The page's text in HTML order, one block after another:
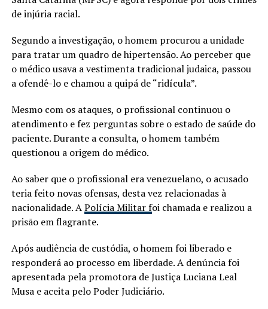
de injúria racial.
Segundo a investigação, o homem procurou a unidade
para tratar um quadro de hipertensão. Ao perceber que
o médico usava a vestimenta tradicional judaica, passou
a ofendê-lo e chamou a quipá de “ridícula”.
Mesmo com os ataques, o profissional continuou o
atendimento e fez perguntas sobre o estado de saúde do
paciente. Durante a consulta, o homem também
questionou a origem do médico.
Ao saber que o profissional era venezuelano, o acusado
teria feito novas ofensas, desta vez relacionadas à
nacionalidade. APolícia Militar foi chamada e realizou a
prisão em flagrante.
Após audiência de custódia, o homem foi liberado e
responderá ao processo em liberdade. A denúncia foi
apresentada pela promotora de Justiça Luciana Leal
Musa e aceita pelo Poder Judiciário.